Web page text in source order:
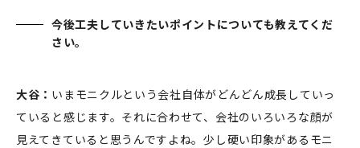
今後工夫していきたいポイントについても教えてくだ
さい。
大谷： いまモニクルという会社自体がどんどん成長していっ
ていると感じます。それに合わせて、会社のいろいろな顔が
見えてきていると思うんですよね。少し硬い印象があるモニ